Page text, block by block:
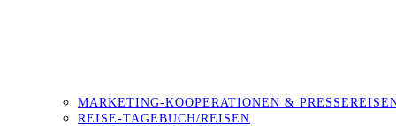
MARKETING-KOOPERATIONEN &
REISE-TAGEBUCH/REISEN